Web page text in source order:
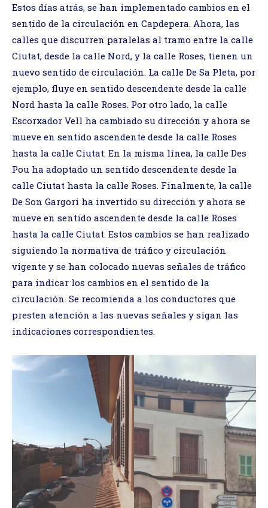
Estos días atrás, se han implementado cambios en el
sentido de la circulación en Capdepera. Ahora, las
calles que discurren paralelas al tramo entre la calle
Ciutat, desde la calle Nord, y la calle Roses, tienen un
nuevo sentido de circulación. La calle De Sa Pleta, por
ejemplo, fluye en sentido descendente desde la calle
Nord hasta la calle Roses. Por otro lado, la calle
Escorxador Vell ha cambiado su dirección y ahora se
mueve en sentido ascendente desde la calle Roses
hasta la calle Ciutat. En la misma línea, la calle Des
Pou ha adoptado un sentido descendente desde la
calle Ciutat hasta la calle Roses. Finalmente, la calle
De Son Gargori ha invertido su dirección y ahora se
mueve en sentido ascendente desde la calle Roses
hasta la calle Ciutat. Estos cambios se han realizado
siguiendo la normativa de tráfico y circulación
vigente y se han colocado nuevas señales de tráfico
para indicar los cambios en el sentido de la
circulación. Se recomienda a los conductores que
presten atención a las nuevas señales y sigan las
indicaciones correspondientes.